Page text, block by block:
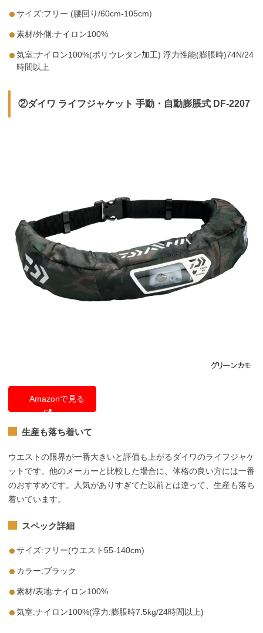
サイズ:フリー (腰回り/60cm-105cm)
素材/外側:ナイロン100%
気室:ナイロン100%(ポリウレタン加工) 浮力性能(膨脹時)74N/24
時間以上
②ダイワ ライフジャケット 手動・自動膨脹式 DF-2207
Amazonで見る
生産も落ち着いて
ウエストの限界が一番大きいと評価も上がるダイワのライフジャケ
ットです。他のメーカーと比較した場合に、体格の良い方には一番
のおすすめです。人気がありすぎてた以前とは違って、生産も落ち
着いています。
スペック詳細
サイズ:フリー(ウエスト55-140cm)
カラー:ブラック
素材/表地:ナイロン100%
気室:ナイロン100%(浮力:膨脹時7.5kg/24時間以上)